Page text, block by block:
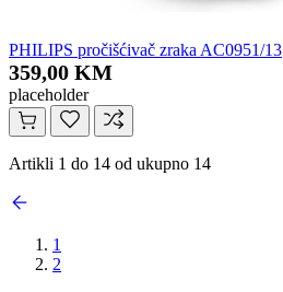
PHILIPS pročišćivač zraka AC0951/13
359,00 KM
placeholder
Artikli 1 do 14 od ukupno 14
1
2